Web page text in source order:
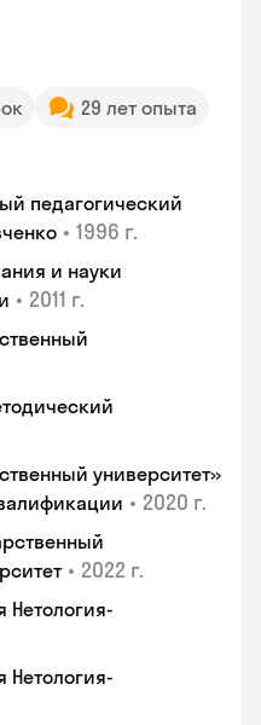
29 лет опыта
педагогический
• 1996 г.
и науки
• 2011 г.
университет»
• 2020 г.
• 2022 г.
Нетология-
Нетология-